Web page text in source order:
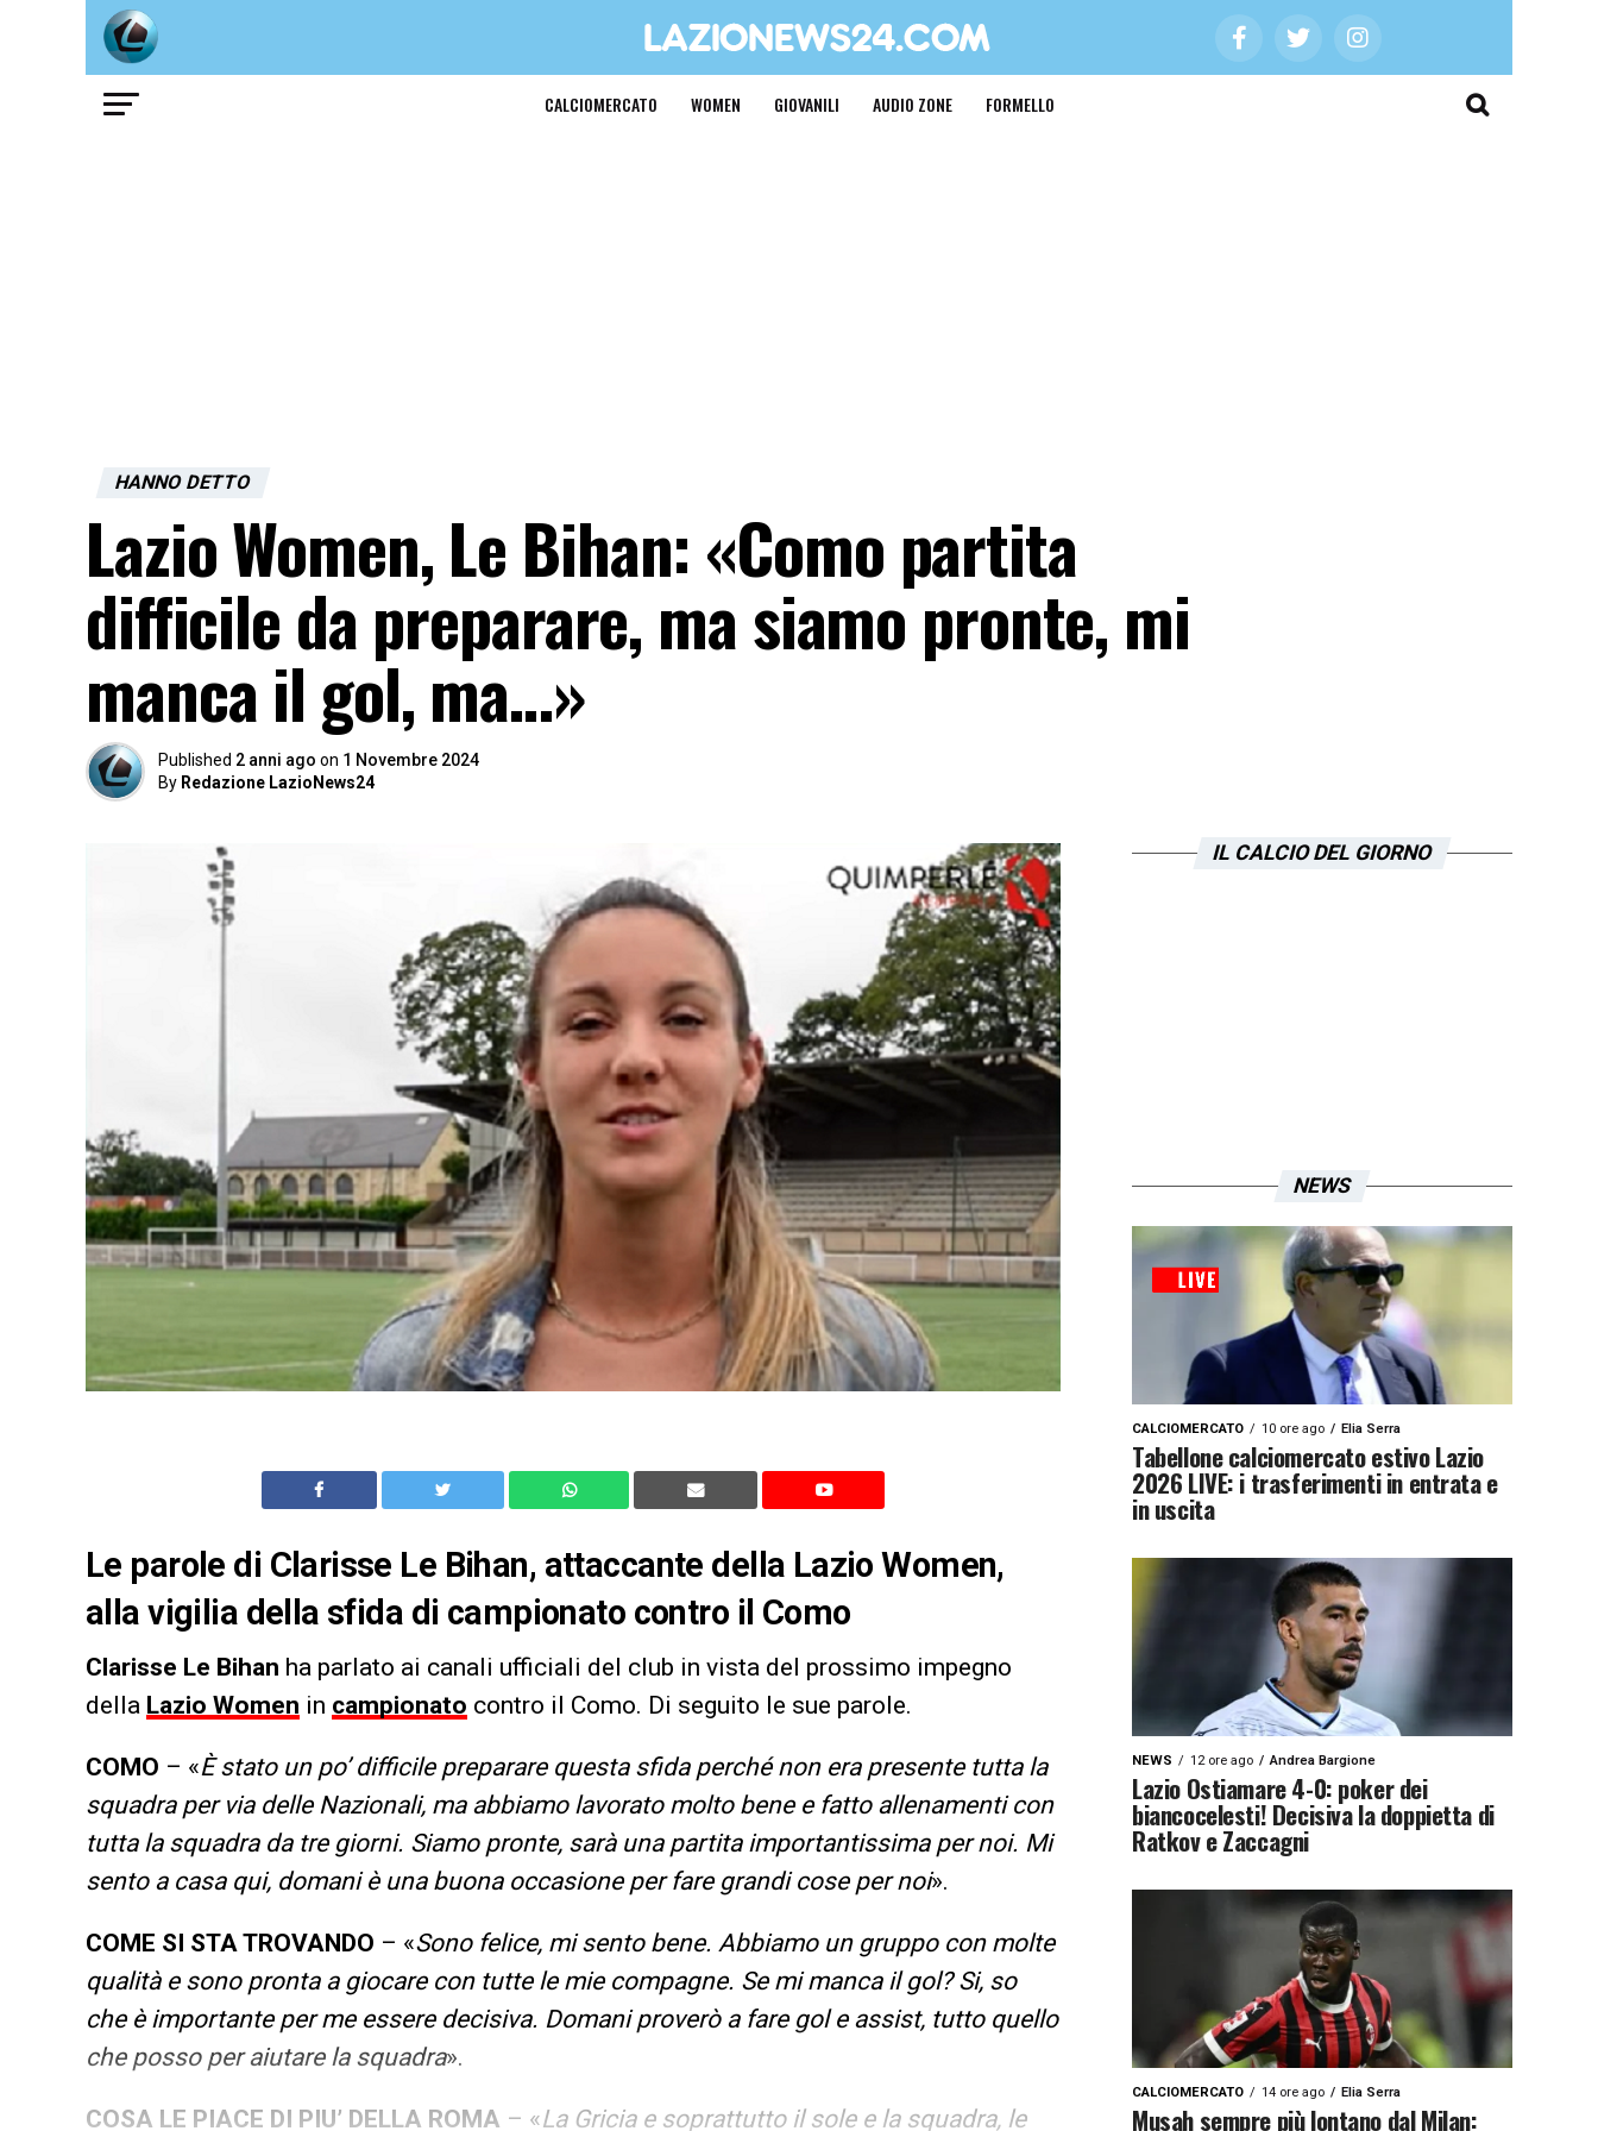
CALCIOMERCATO WOMEN GIOVANILI AUDIO ZONE FORMELLO
HANNO DETTO
Lazio Women, Le Bihan: «Como partita
difficile da preparare, ma siamo pronte, mi
manca il gol, ma…»
Published 2 anni ago on 1 Novembre 2024
By Redazione LazioNews24
Le parole di Clarisse Le Bihan, attaccante della Lazio Women,
alla vigilia della sfida di campionato contro il Como
Clarisse Le Bihan ha parlato ai canali ufficiali del club in vista del prossimo impegno
della Lazio Women in campionato contro il Como. Di seguito le sue parole.
COMO – «È stato un po’ difficile preparare questa sfida perché non era presente tutta la
squadra per via delle Nazionali, ma abbiamo lavorato molto bene e fatto allenamenti con
tutta la squadra da tre giorni. Siamo pronte, sarà una partita importantissima per noi. Mi
sento a casa qui, domani è una buona occasione per fare grandi cose per noi».
COME SI STA TROVANDO – «Sono felice, mi sento bene. Abbiamo un gruppo con molte
qualità e sono pronta a giocare con tutte le mie compagne. Se mi manca il gol? Si, so
che è importante per me essere decisiva. Domani proverò a fare gol e assist, tutto quello
che posso per aiutare la squadra».
COSA LE PIACE DI PIU’ DELLA ROMA – «La Gricia e soprattutto il sole e la squadra, le
IL CALCIO DEL GIORNO
NEWS
CALCIOMERCATO 10 ore ago Elia Serra
Tabellone calciomercato estivo Lazio
2026 LIVE: i trasferimenti in entrata e
in uscita
NEWS 12 ore ago Andrea Bargione
Lazio Ostiamare 4-0: poker dei
biancocelesti! Decisiva la doppietta di
Ratkov e Zaccagni
CALCIOMERCATO 14 ore ago Elia Serra
Musah sempre più lontano dal Milan: